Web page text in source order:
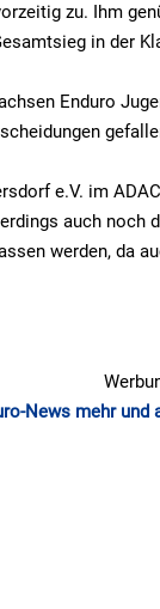
zu. Ihm
in der
Enduro
e.V. im
auch noch
werden, da
News mehr und